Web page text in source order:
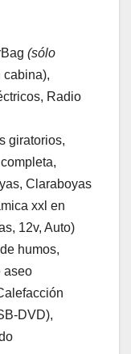
(sólo
cabina),
Radio
giratorios,
Claraboyas
xxl en
12v, Auto)
humos,
aseo
DVD),